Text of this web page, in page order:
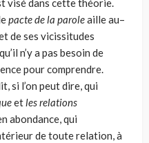
visé dans cette théo­rie.
pacte de la paroleaille au–
de ses vicissitudes
n’y a pas besoin de
pour comprendre.
si l’on peut dire, qui
etles relations
abondance, qui
de toute relation, à